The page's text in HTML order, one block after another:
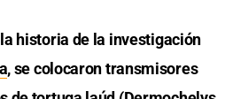
historia de la investigación
, se colocaron transmisores